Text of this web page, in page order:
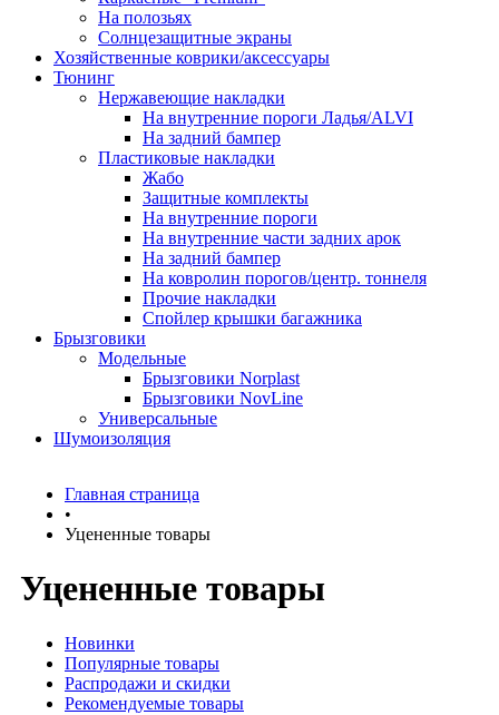
На полозьях
Солнцезащитные экраны
Хозяйственные коврики/аксессуары
Тюнинг
Нержавеющие накладки
На внутренние пороги Ладья/ALVI
На задний бампер
Пластиковые накладки
Жабо
Защитные комплекты
На внутренние пороги
На внутренние части задних арок
На задний бампер
На ковролин порогов/центр. тоннеля
Прочие накладки
Спойлер крышки багажника
Брызговики
Модельные
Брызговики Norplast
Брызговики NovLine
Универсальные
Шумоизоляция
Главная страница
•
Уцененные товары
Уцененные товары
Новинки
Популярные товары
Распродажи и скидки
Рекомендуемые товары